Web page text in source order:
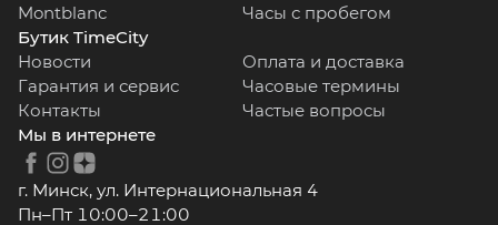
Montblanc
Часы с пробегом
Бутик TimeCity
Новости
Оплата и доставка
Гарантия и сервис
Часовые термины
Контакты
Частые вопросы
Мы в интернете
г. Минск, ул. Интернациональная 4
Пн–Пт 10:00–21:00